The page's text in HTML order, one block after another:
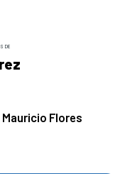
DE
Flores